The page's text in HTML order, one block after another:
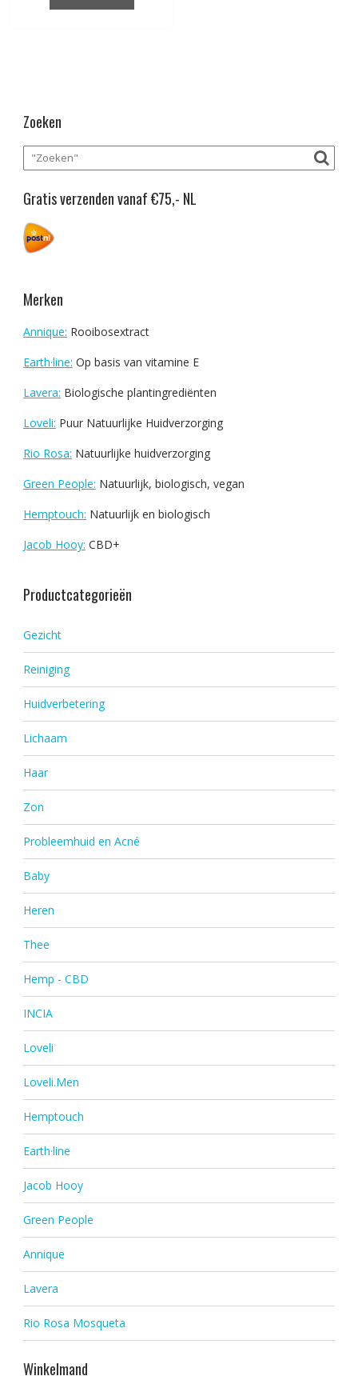
Zoeken
Gratis verzenden vanaf €75,- NL
Merken
Annique: Rooibosextract
Earth·line: Op basis van vitamine E
Lavera: Biologische plantingrediënten
Loveli: Puur Natuurlijke Huidverzorging
Rio Rosa: Natuurlijke huidverzorging
Green People: Natuurlijk, biologisch, vegan
Hemptouch: Natuurlijk en biologisch
Jacob Hooy: CBD+
Productcategorieën
Gezicht
Reiniging
Huidverbetering
Lichaam
Haar
Zon
Probleemhuid en Acné
Baby
Heren
Thee
Hemp - CBD
INCIA
Loveli
Loveli.Men
Hemptouch
Earth·line
Jacob Hooy
Green People
Annique
Lavera
Rio Rosa Mosqueta
Winkelmand